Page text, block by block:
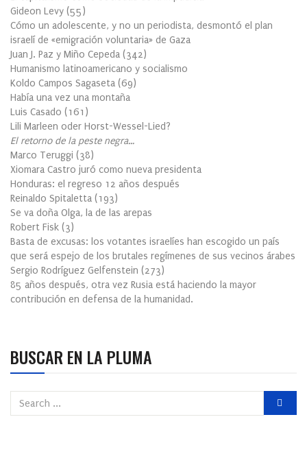
Gideon Levy (55)
Cómo un adolescente, y no un periodista, desmontó el plan
israelí de «emigración voluntaria» de Gaza
Juan J. Paz y Miño Cepeda (342)
Humanismo latinoamericano y socialismo
Koldo Campos Sagaseta (69)
Había una vez una montaña
Luis Casado (161 )
Lili Marleen oder Horst-Wessel-Lied?
El retorno de la peste negra…
Marco Teruggi (38)
Xiomara Castro juró como nueva presidenta
Honduras: el regreso 12 años después
Reinaldo Spitaletta (193)
Se va doña Olga, la de las arepas
Robert Fisk (3)
Basta de excusas: los votantes israelíes han escogido un país
que será espejo de los brutales regímenes de sus vecinos árabes
Sergio Rodríguez Gelfenstein (273)
85 años después, otra vez Rusia está haciendo la mayor
contribución en defensa de la humanidad.
BUSCAR EN LA PLUMA